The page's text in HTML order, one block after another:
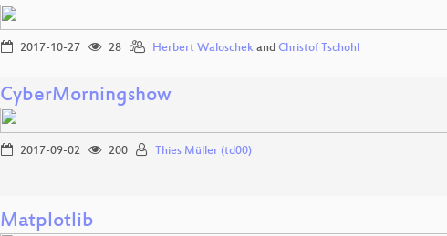
2017-10-27 28 Herbert Waloschek and Christof Tschohl
CyberMorningshow
2017-09-02 200 Thies Müller (td00)
Matplotlib